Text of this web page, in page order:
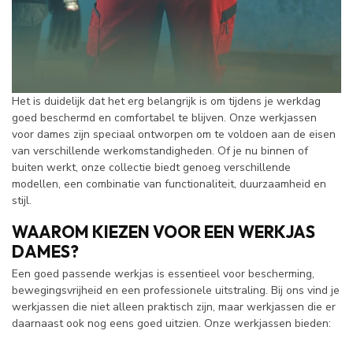
Het is duidelijk dat het erg belangrijk is om tijdens je werkdag
goed beschermd en comfortabel te blijven. Onze werkjassen
voor dames zijn speciaal ontworpen om te voldoen aan de eisen
van verschillende werkomstandigheden. Of je nu binnen of
buiten werkt, onze collectie biedt genoeg verschillende
modellen, een combinatie van functionaliteit, duurzaamheid en
stijl.
WAAROM KIEZEN VOOR EEN WERKJAS
DAMES?
Een goed passende werkjas is essentieel voor bescherming,
bewegingsvrijheid en een professionele uitstraling. Bij ons vind je
werkjassen die niet alleen praktisch zijn, maar werkjassen die er
daarnaast ook nog eens goed uitzien. Onze werkjassen bieden: